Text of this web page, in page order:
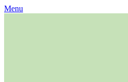
Skip
Menu